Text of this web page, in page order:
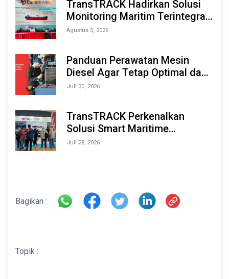
TransTRACK Hadirkan Solusi
Monitoring Maritim Terintegrasi
Berbasis AI & IoT di Indonesia
Agustus 5, 2026
Panduan Perawatan Mesin
Diesel Agar Tetap Optimal dan
Tahan Lama
Juli 30, 2026
TransTRACK Perkenalkan
Solusi Smart Maritime
Monitoring Berbasis AI dan IoT
Juli 28, 2026
Bagikan :
Topik :